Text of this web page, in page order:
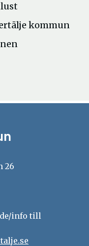
kommun
26
info till